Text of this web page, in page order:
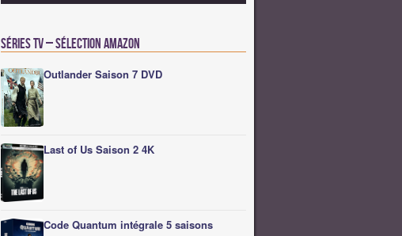
Séries TV – Sélection Amazon
Outlander Saison 7 DVD
Last of Us Saison 2 4K
Code Quantum intégrale 5 saisons